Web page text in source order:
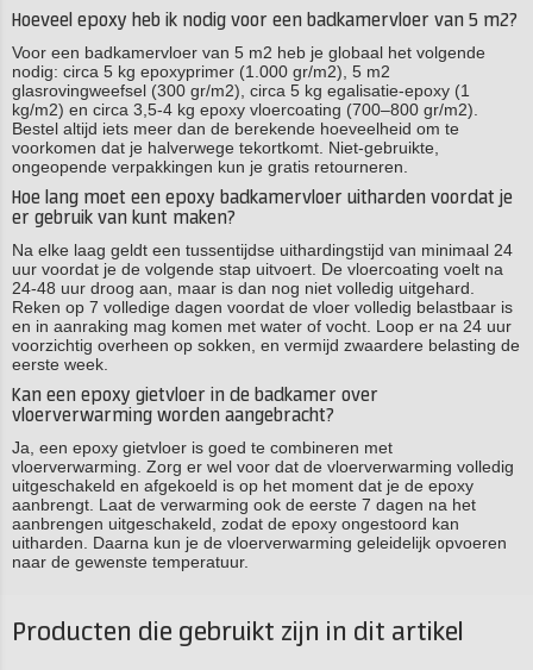
Hoeveel epoxy heb ik nodig voor een badkamervloer van 5 m2?
Voor een badkamervloer van 5 m2 heb je globaal het volgende
nodig: circa 5 kg epoxyprimer (1.000 gr/m2), 5 m2
glasrovingweefsel (300 gr/m2), circa 5 kg egalisatie-epoxy (1
kg/m2) en circa 3,5-4 kg epoxy vloercoating (700–800 gr/m2).
Bestel altijd iets meer dan de berekende hoeveelheid om te
voorkomen dat je halverwege tekortkomt. Niet-gebruikte,
ongeopende verpakkingen kun je gratis retourneren.
Hoe lang moet een epoxy badkamervloer uitharden voordat je
er gebruik van kunt maken?
Na elke laag geldt een tussentijdse uithardingstijd van minimaal 24
uur voordat je de volgende stap uitvoert. De vloercoating voelt na
24-48 uur droog aan, maar is dan nog niet volledig uitgehard.
Reken op 7 volledige dagen voordat de vloer volledig belastbaar is
en in aanraking mag komen met water of vocht. Loop er na 24 uur
voorzichtig overheen op sokken, en vermijd zwaardere belasting de
eerste week.
Kan een epoxy gietvloer in de badkamer over
vloerverwarming worden aangebracht?
Ja, een epoxy gietvloer is goed te combineren met
vloerverwarming. Zorg er wel voor dat de vloerverwarming volledig
uitgeschakeld en afgekoeld is op het moment dat je de epoxy
aanbrengt. Laat de verwarming ook de eerste 7 dagen na het
aanbrengen uitgeschakeld, zodat de epoxy ongestoord kan
uitharden. Daarna kun je de vloerverwarming geleidelijk opvoeren
naar de gewenste temperatuur.
Producten die gebruikt zijn in dit artikel